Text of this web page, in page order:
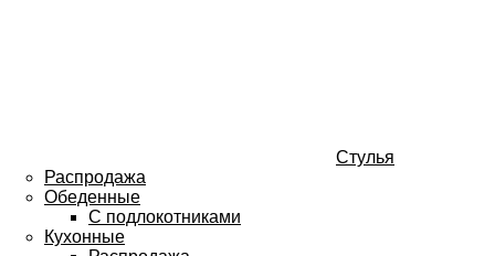
Стулья
Распродажа
Обеденные
С подлокотниками
Кухонные